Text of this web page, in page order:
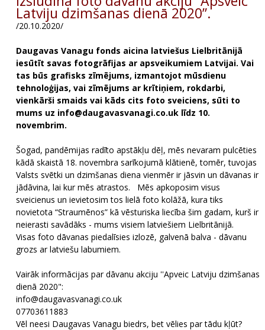
Latviju dzimšanas dienā 2020”.
/20.10.2020/
Daugavas Vanagu fonds aicina latviešus Lielbritānijā
iesūtīt savas fotogrāfijas ar apsveikumiem Latvijai. Vai
tas būs grafisks zīmējums, izmantojot mūsdienu
tehnoloģijas, vai zīmējums ar krītiņiem, rokdarbi,
vienkārši smaids vai kāds cits foto sveiciens, sūti to
mums uz info@daugavasvanagi.co.uk līdz 10.
novembrim.
Šogad, pandēmijas radīto apstākļu dēļ, mēs nevaram pulcēties
kādā skaistā 18. novembra sarīkojumā klātienē, tomēr, tuvojas
Valsts svētki un dzimšanas diena vienmēr ir jāsvin un dāvanas ir
jādāvina, lai kur mēs atrastos. Mēs apkoposim visus
sveicienus un ievietosim tos lielā foto kolāžā, kura tiks
novietota “Straumēnos” kā vēsturiska liecība šim gadam, kurš ir
neierasti savādāks - mums visiem latviešiem Lielbritānijā.
Visas foto dāvanas piedalīsies izlozē, galvenā balva - dāvanu
grozs ar latviešu labumiem.
Vairāk informācijas par dāvanu akciju ''Apveic Latviju dzimšanas
dienā 2020":
info@daugavasvanagi.co.uk
‪07703611883 ‬
‪Vēl neesi Daugavas Vanagu biedrs, bet vēlies par tādu kļūt?